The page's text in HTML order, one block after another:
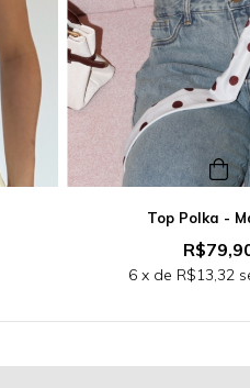
Top Polka -
6 x de R$13,32